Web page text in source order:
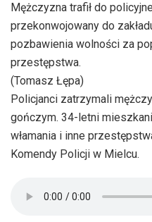
Mężczyzna trafił do
przekonwojowany do
pozbawienia wolności za
przestępstwa.
(Tomasz Łępa)
Policjanci zatrzymali
gończym. 34-letni
włamania i inne
Komendy Policji w Mielcu.